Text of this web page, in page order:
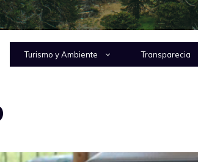
Turismo y Ambiente Transparecia